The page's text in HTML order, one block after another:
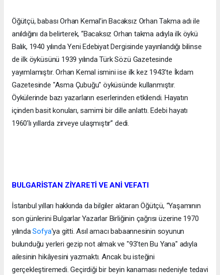
Öğütçü, babası Orhan Kemal’in Bacaksız Orhan Takma adı ile
anıldığını da belirterek, “Bacaksız Orhan takma adıyla ilk öykü
Balık, 1940 yılında Yeni Edebiyat Dergisinde yayınlandığı bilinse
de ilk öyküsünü 1939 yılında Türk Sözü Gazetesinde
yayımlamıştır. Orhan Kemal ismini ise ilk kez 1943'te İkdam
Gazetesinde "Asma Çubuğu" öyküsünde kullanmıştır.
Öykülerinde bazı yazarların eserlerinden etkilendi. Hayatın
içinden basit konuları, samimi bir dille anlattı. Edebi hayatı
1960’lı yıllarda zirveye ulaşmıştır” dedi.
BULGARİSTAN ZİYARETİ VE ANİ VEFATI
İstanbul yılları hakkında da bilgiler aktaran Öğütçü, “Yaşamının
son günlerini Bulgarlar Yazarlar Birliğinin çağrısı üzerine 1970
yılındaSofya'ya gitti. Asıl amacı babaannesinin soyunun
bulunduğu yerleri gezip not almak ve "93'ten Bu Yana" adıyla
ailesinin hikâyesini yazmaktı. Ancak bu isteğini
gerçekleştiremedi. Geçirdiği bir beyin kanaması nedeniyle tedavi